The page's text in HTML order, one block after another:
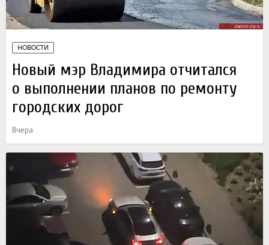
НОВОСТИ
Новый мэр Владимира отчитался
о выполнении планов по ремонту
городских дорог
Вчера